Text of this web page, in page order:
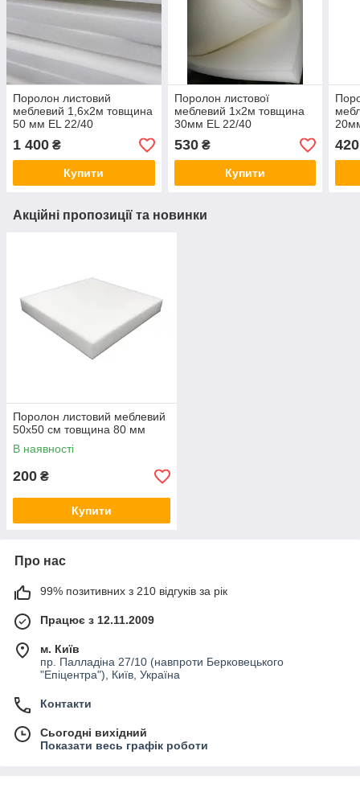
Поролон листовий
меблевий 1,6х2м товщина
50 мм EL 22/40
1 400 ₴
Купити
Поролон листової
меблевий 1х2м товщина
30мм EL 22/40
530₴
Купити
420
Акційні пропозиції та новинки
Поролон листовий меблевий
50х50 см товщина 80 мм
В наявності
200 ₴
Купити
Про нас
99% позитивних з 210 відгуків за рік
Працює з 12.11.2009
м. Київ
пр. Палладіна 27/10 (навпроти Берковецького
"Епіцентра"), Київ, Україна
Контакти
Сьогодні вихідний
Показати весь графік роботи